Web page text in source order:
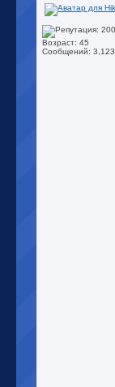
Возраст: 45
Сообщений: 3,123